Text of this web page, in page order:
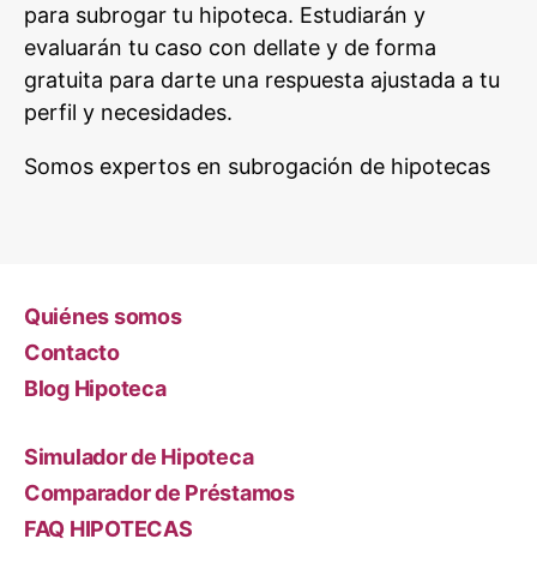
para subrogar tu hipoteca. Estudiarán y
evaluarán tu caso con dellate y de forma
gratuita para darte una respuesta ajustada a tu
perfil y necesidades.
Somos expertos en subrogación de hipotecas
Quiénes somos
Contacto
Blog Hipoteca
Simulador de Hipoteca
Comparador de Préstamos
FAQ HIPOTECAS